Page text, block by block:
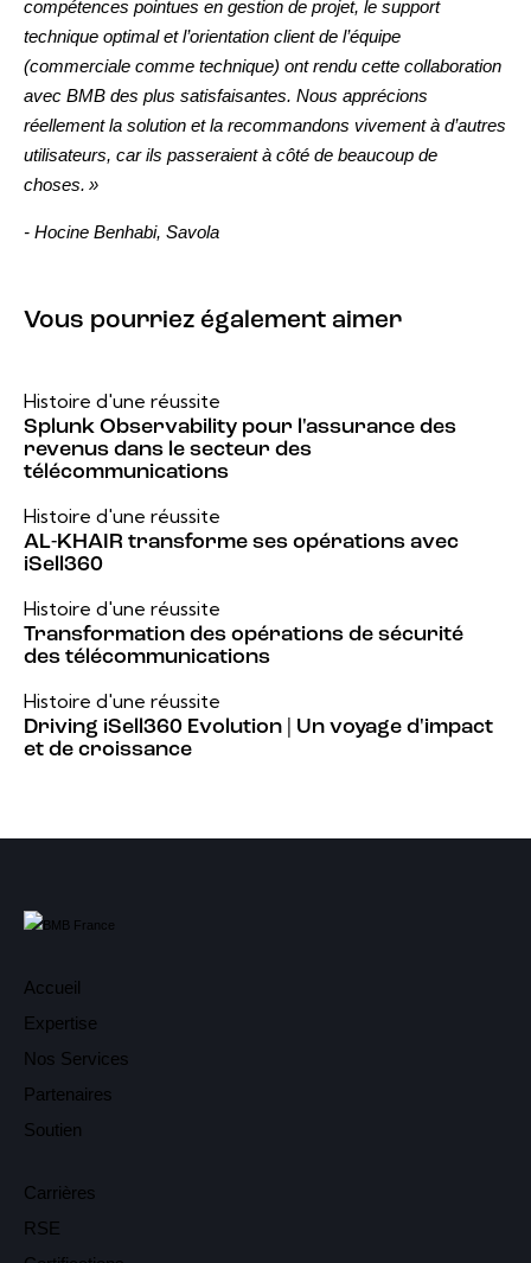
compétences pointues en gestion de projet, le support
technique optimal et l’orientation client de l’équipe
(commerciale comme technique) ont rendu cette collaboration
avec BMB des plus satisfaisantes. Nous apprécions
réellement la solution et la recommandons vivement à d’autres
utilisateurs, car ils passeraient à côté de beaucoup de
choses. »
- Hocine Benhabi, Savola
Vous pourriez également aimer
Histoire d'une réussite
Splunk Observability pour l'assurance des
revenus dans le secteur des
télécommunications
Histoire d'une réussite
AL-KHAIR transforme ses opérations avec
iSell360
Histoire d'une réussite
Transformation des opérations de sécurité
des télécommunications
Histoire d'une réussite
Driving iSell360 Evolution | Un voyage d'impact
et de croissance
Accueil
Expertise
Nos Services
Partenaires
Soutien
Carrières
RSE